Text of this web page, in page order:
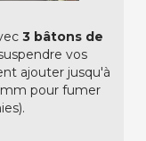
3 bâtons de
vos
ajouter jusqu'à
mm pour fumer